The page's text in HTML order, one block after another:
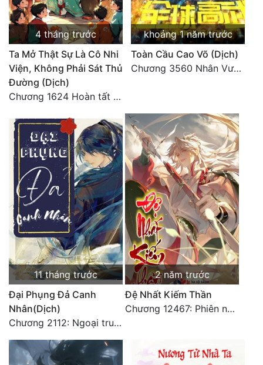
4 tháng trước
Ta Mở Thật Sự Là Cô Nhi
Viện, Không Phải Sát Thủ
Đường (Dịch)
Chương 1624 Hoàn tất cảm nghĩ (2)
khoảng 1 năm trước
Toàn Cầu Cao Võ (Dịch)
Chương 3560 Nhân Vương trở về - END
11 tháng trước
Đại Phụng Đả Canh
Nhân(Dịch)
Chương 2112: Ngoại truyện 3 - Tiệc mừng công
2 năm trước
Đệ Nhất Kiếm Thần
Chương 12467: Phiên ngoại 20: Sinh nhật vui vẻ - Hoàn